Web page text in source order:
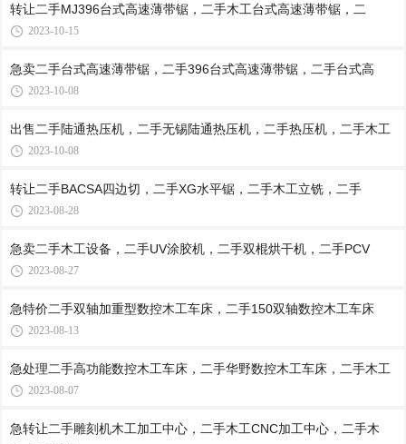
转让二手MJ396台式高速薄带锯，二手木工台式高速薄带锯，二
2023-10-15
急卖二手台式高速薄带锯，二手396台式高速薄带锯，二手台式高
2023-10-08
出售二手陆通热压机，二手无锡陆通热压机，二手热压机，二手木工
2023-10-08
转让二手BACSA四边切，二手XG水平锯，二手木工立铣，二手
2023-08-28
急卖二手木工设备，二手UV涂胶机，二手双棍烘干机，二手PCV
2023-08-27
急特价二手双轴加重型数控木工车床，二手150双轴数控木工车床
2023-08-13
急处理二手高功能数控木工车床，二手华野数控木工车床，二手木工
2023-08-07
急转让二手雕刻机木工加工中心，二手木工CNC加工中心，二手木